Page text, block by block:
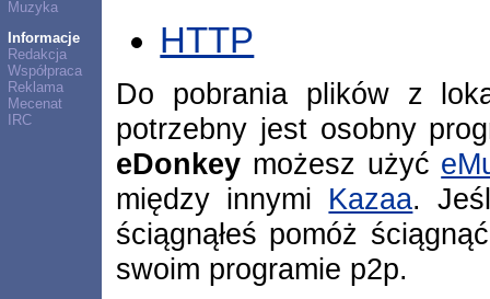
Muzyka
Informacje
Redakcja
Współpraca
Reklama
Mecenat
IRC
HTTP
Do pobrania plików z
potrzebny jest osobny
eDonkey możesz użyć
między innymi Kazaa.
ściągnąłeś pomóż
swoim programie p2p.